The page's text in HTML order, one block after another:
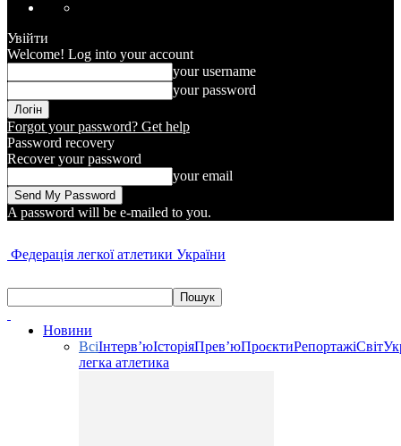
Увійти
Welcome! Log into your account
your username
your password
Forgot your password? Get help
Password recovery
Recover your password
your email
A password will be e-mailed to you.
Федерація легкої атлетики України
Новини
ВсіІнтерв’юІсторіяПрев’юПроєктиРепортажіСвіт
легка атлетика